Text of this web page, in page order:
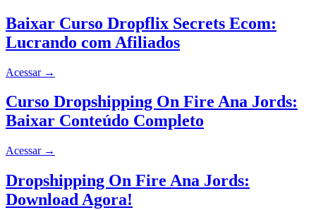
Baixar Curso Dropflix Secrets Ecom:
Lucrando com Afiliados
Acessar →
Curso Dropshipping On Fire Ana Jords:
Baixar Conteúdo Completo
Acessar →
Dropshipping On Fire Ana Jords:
Download Agora!